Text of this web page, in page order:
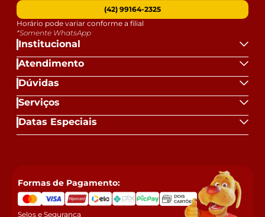
Institucional
Atendimento
Dúvidas
Serviços
Datas Especiais
(42) 99164-2325
Horário pode variar conforme a filial
*Somente WhatsApp
Formas de Pagamento:
Selos e Segurança